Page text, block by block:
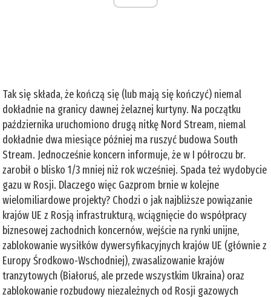
Tak się składa, że kończą się (lub mają się kończyć) niemal
dokładnie na granicy dawnej żelaznej kurtyny. Na początku
października uruchomiono drugą nitkę Nord Stream, niemal
dokładnie dwa miesiące później ma ruszyć budowa South
Stream. Jednocześnie koncern informuje, że w I półroczu br.
zarobił o blisko 1/3 mniej niż rok wcześniej. Spada też wydobycie
gazu w Rosji. Dlaczego więc Gazprom brnie w kolejne
wielomiliardowe projekty? Chodzi o jak najbliższe powiązanie
krajów UE z Rosją infrastrukturą, wciągnięcie do współpracy
biznesowej zachodnich koncernów, wejście na rynki unijne,
zablokowanie wysiłków dywersyfikacyjnych krajów UE (głównie z
Europy Środkowo-Wschodniej), zwasalizowanie krajów
tranzytowych (Białoruś, ale przede wszystkim Ukraina) oraz
zablokowanie rozbudowy niezależnych od Rosji gazowych